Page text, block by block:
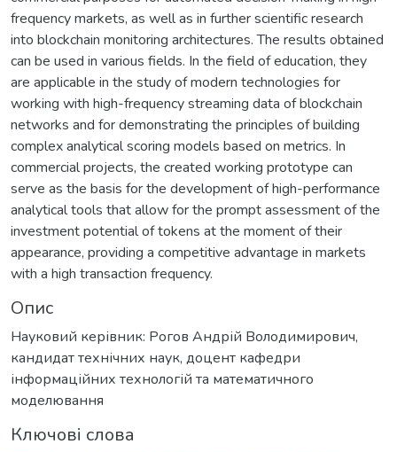
frequency markets, as well as in further scientific research
into blockchain monitoring architectures. The results obtained
can be used in various fields. In the field of education, they
are applicable in the study of modern technologies for
working with high-frequency streaming data of blockchain
networks and for demonstrating the principles of building
complex analytical scoring models based on metrics. In
commercial projects, the created working prototype can
serve as the basis for the development of high-performance
analytical tools that allow for the prompt assessment of the
investment potential of tokens at the moment of their
appearance, providing a competitive advantage in markets
with a high transaction frequency.
Опис
Науковий керівник: Рогов Андрій Володимирович,
кандидат технічних наук, доцент кафедри
інформаційних технологій та математичного
моделювання
Ключові слова